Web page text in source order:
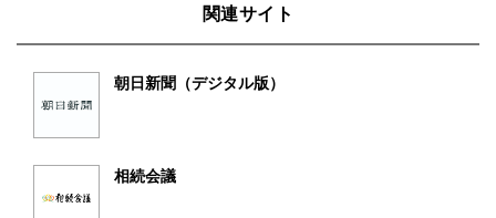
関連サイト
朝日新聞（デジタル版）
相続会議